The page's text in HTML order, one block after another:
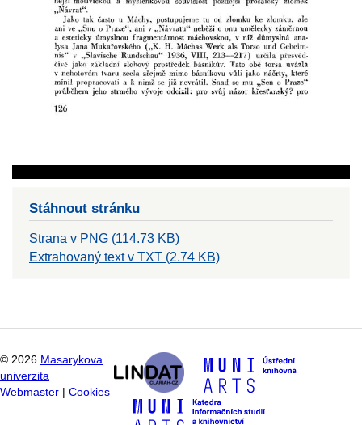
Stáhnout stránku
Strana v PNG (114.73 KB)
Extrahovaný text v TXT (2.74 KB)
© 2026 Masarykova
univerzita
Webmaster
Cookies